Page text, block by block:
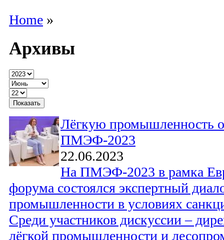
Home »
Архивы
Лёгкую промышленность
ПМЭФ-2023
22.06.2023
На ПМЭФ-2023 в рамка
форума состоялся экспертный
промышленности в условиях
Среди участников дискуссии –
лёгкой промышленности и